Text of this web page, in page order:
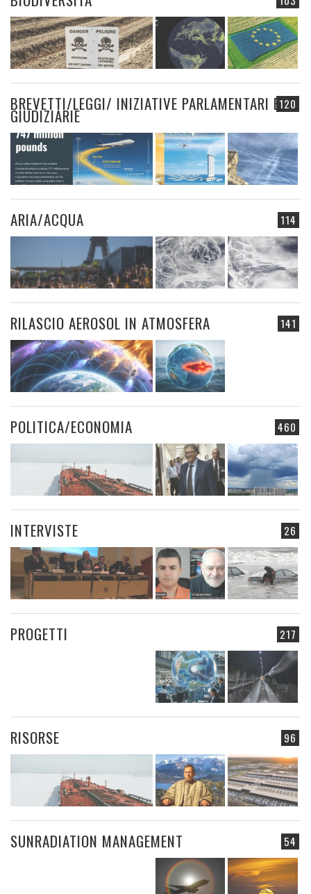
120
BREVETTI/LEGGI/ INIZIATIVE PARLAMENTARI E
GIUDIZIARIE
114
ARIA/ACQUA
141
RILASCIO AEROSOL IN ATMOSFERA
460
POLITICA/ECONOMIA
26
INTERVISTE
217
PROGETTI
96
RISORSE
54
SUNRADIATION MANAGEMENT